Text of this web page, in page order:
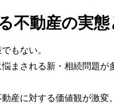
不動産の実態
もない。
まされる新・相続問題が
産に対する価値観が激変。